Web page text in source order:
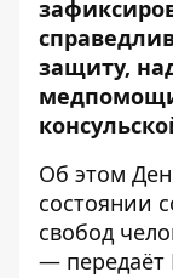
защиту,
Об этом
состоянии
свобод
— передаёт